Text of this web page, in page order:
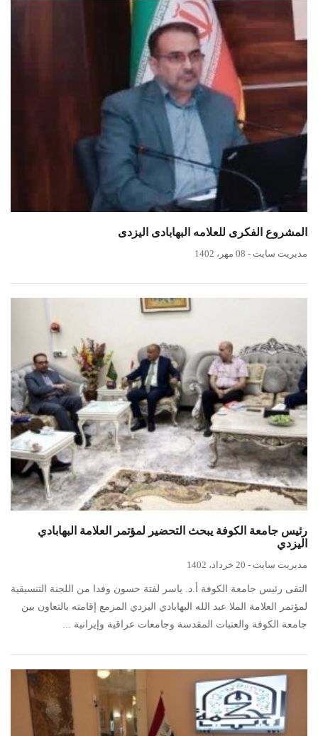
المشروع الفکری للعلامه البهابادی الیزدی
مدیریت سایت - 08 مهر، 1402
رئيس جامعة الكوفة يبحث التحضير لمؤتمر العلامة البهابادي
اليزدي
مدیریت سایت - 20 خرداد، 1402
التقى رئيس جامعة الكوفة أ.د. ياسر لفتة حسون وفدا من اللجنة التنسيقية
لمؤتمر العلامة الملا عبد الله البهابادي اليزدي المزمع إقامته بالتعاون بين
جامعة الكوفة والعتبات المقدسة وجامعات عراقية وإيرانية ...